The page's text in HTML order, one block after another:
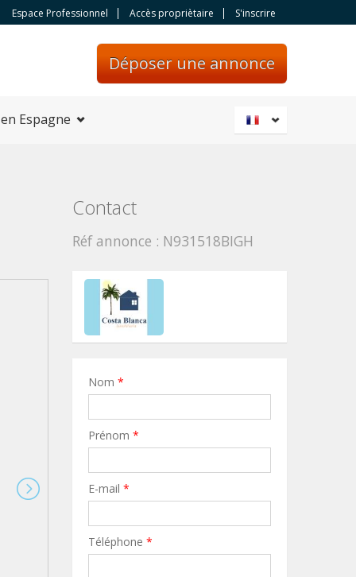
Espace Professionnel Accès propriètaire S'inscrire
Déposer une annonce
Espagne
Contact
Réf annonce : N931518BIGH
Nom *
Prénom *
E-mail *
Téléphone *